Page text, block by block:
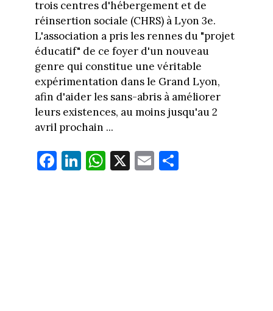
trois centres d'hébergement et de
réinsertion sociale (CHRS) à Lyon 3e.
L'association a pris les rennes du "projet
éducatif" de ce foyer d'un nouveau
genre qui constitue une véritable
expérimentation dans le Grand Lyon,
afin d'aider les sans-abris à améliorer
leurs existences, au moins jusqu'au 2
avril prochain ...
Fa
ce
Li
nk
W
ha
X E
m
Pa